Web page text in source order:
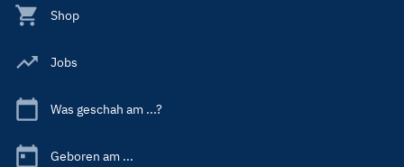
Shop
Jobs
Was geschah am ...?
Geboren am ...